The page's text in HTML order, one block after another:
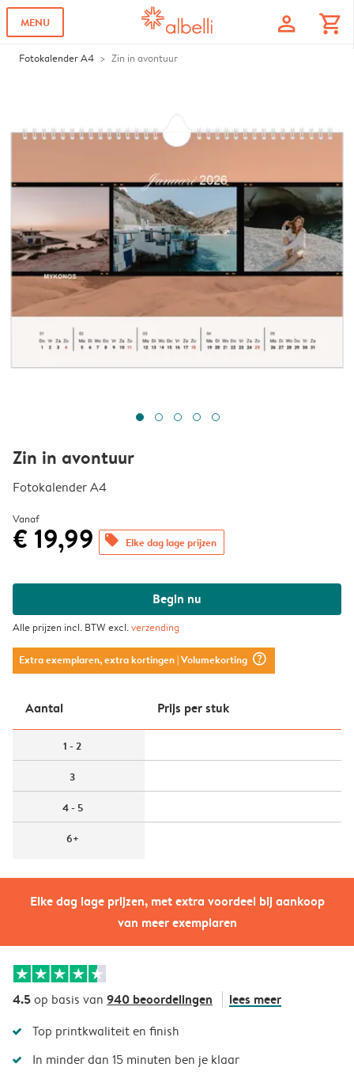
MENU profile shopping_cart
Fotokalender A4 Zin in avontuur
Elke dag lage prijzen, met extra voordeel bij aankoop
van meer exemplaren
Zin in avontuur
Fotokalender A4
Vanaf
€ 19,99 offers Elke dag lage prijzen
Begin nu
Alle prijzen incl. BTW excl.verzending
Extra exemplaren, extra kortingen| Volumekorting question_mark_circle
Aantal Prijs per stuk
1 - 2
3
4 - 5
6+
4.5op basis van 940 beoordelingen lees meer
Top printkwaliteit en finish
In minder dan 15 minuten ben je klaar